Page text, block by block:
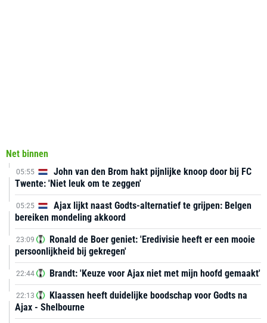
Net binnen
05:55
John van den Brom hakt pijnlijke knoop door bij FC
Twente: 'Niet leuk om te zeggen'
05:25
Ajax lijkt naast Godts-alternatief te grijpen: Belgen
bereiken mondeling akkoord
23:09
Ronald de Boer geniet: 'Eredivisie heeft er een mooie
persoonlijkheid bij gekregen'
22:44 Brandt: 'Keuze voor Ajax niet met mijn hoofd gemaakt'
22:13
Klaassen heeft duidelijke boodschap voor Godts na
Ajax - Shelbourne